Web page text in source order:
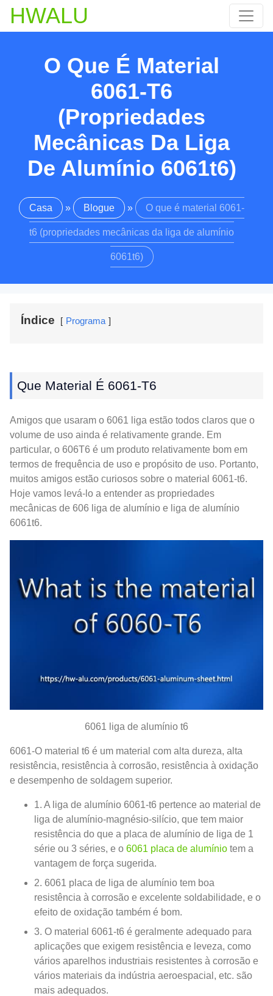
HWALU
O Que É Material
6061-T6
(propriedades
Mecânicas Da Liga
De Alumínio 6061t6)
Casa » Blogue » O que é material 6061-
t6 (propriedades mecânicas da liga de alumínio
6061t6)
Índice Programa
Que Material É 6061-T6
Amigos que usaram o 6061 liga estão todos claros que o
volume de uso ainda é relativamente grande. Em
particular, o 606T6 é um produto relativamente bom em
termos de frequência de uso e propósito de uso. Portanto,
muitos amigos estão curiosos sobre o material 6061-t6.
Hoje vamos levá-lo a entender as propriedades
mecânicas de 606 liga de alumínio e liga de alumínio
6061t6.
6061 liga de alumínio t6
6061-O material t6 é um material com alta dureza, alta
resistência, resistência à corrosão, resistência à oxidação
e desempenho de soldagem superior.
1. A liga de alumínio 6061-t6 pertence ao material de
liga de alumínio-magnésio-silício, que tem maior
resistência do que a placa de alumínio de liga de 1
série ou 3 séries, e o 6061 placa de alumínio tem a
vantagem de força sugerida.
2. 6061 placa de liga de alumínio tem boa
resistência à corrosão e excelente soldabilidade, e o
efeito de oxidação também é bom.
3. O material 6061-t6 é geralmente adequado para
aplicações que exigem resistência e leveza, como
vários aparelhos industriais resistentes à corrosão e
vários materiais da indústria aeroespacial, etc. são
mais adequados.